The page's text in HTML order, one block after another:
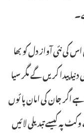
کی نئی آواز دل کو بھا
پیدا کریں گے مگر سیا
اگر جان کی امان پا ئوں
پہ کیسے تبد یلی لا ئیں